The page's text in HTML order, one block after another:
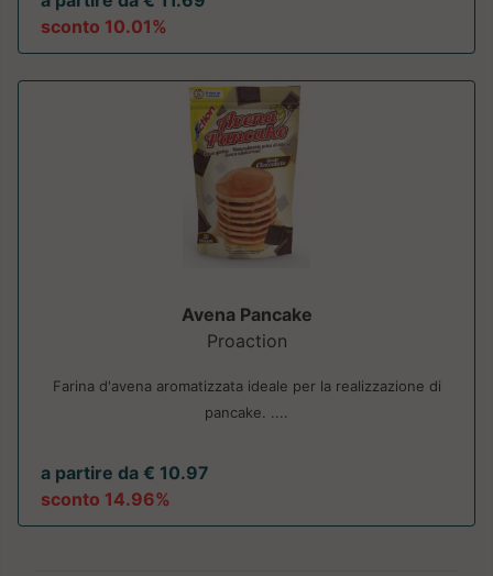
sconto 10.01%
Avena Pancake
Proaction
Farina d'avena aromatizzata ideale per la realizzazione di
pancake. ....
a partire da € 10.97
sconto 14.96%